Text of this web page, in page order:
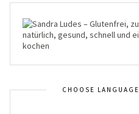
CHOOSE LANGUAGE